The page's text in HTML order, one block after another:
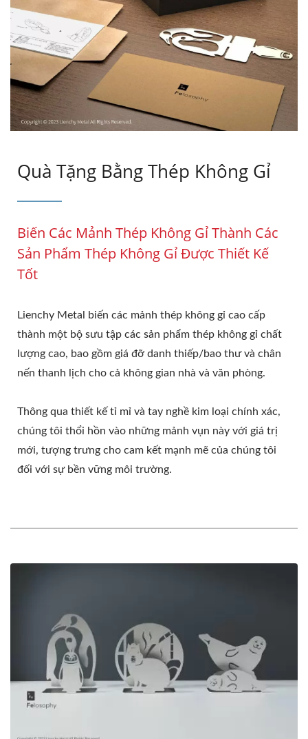
Quà Tặng Bằng Thép Không Gỉ
Biến Các Mảnh Thép Không Gỉ Thành Các
Sản Phẩm Thép Không Gỉ Được Thiết Kế
Tốt
Lienchy Metal biến các mảnh thép không gỉ cao cấp
thành một bộ sưu tập các sản phẩm thép không gỉ chất
lượng cao, bao gồm giá đỡ danh thiếp/bao thư và chân
nến thanh lịch cho cả không gian nhà và văn phòng.
Thông qua thiết kế tỉ mỉ và tay nghề kim loại chính xác,
chúng tôi thổi hồn vào những mảnh vụn này với giá trị
mới, tượng trưng cho cam kết mạnh mẽ của chúng tôi
đối với sự bền vững môi trường.